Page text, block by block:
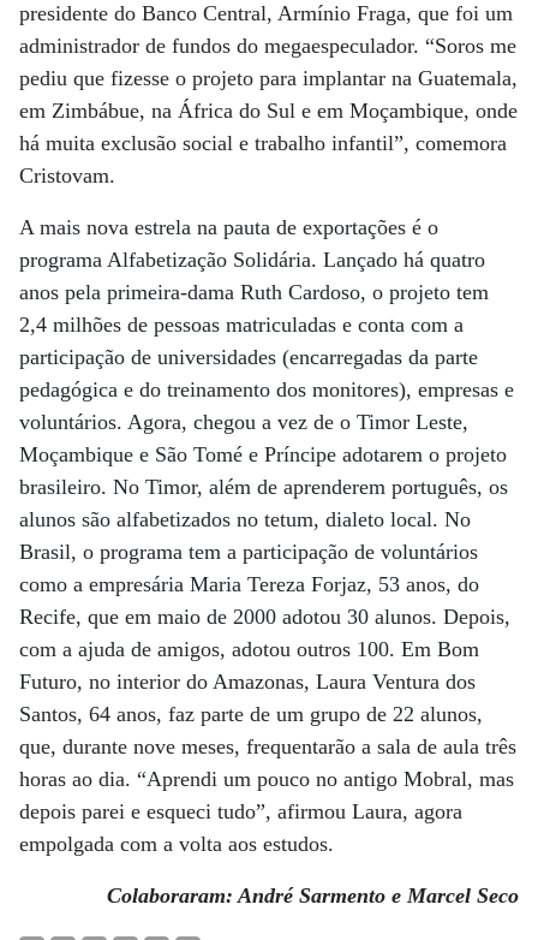
presidente do Banco Central, Armínio Fraga, que foi um
administrador de fundos do megaespeculador. “Soros me
pediu que fizesse o projeto para implantar na Guatemala,
em Zimbábue, na África do Sul e em Moçambique, onde
há muita exclusão social e trabalho infantil”, comemora
Cristovam.
A mais nova estrela na pauta de exportações é o
programa Alfabetização Solidária. Lançado há quatro
anos pela primeira-dama Ruth Cardoso, o projeto tem
2,4 milhões de pessoas matriculadas e conta com a
participação de universidades (encarregadas da parte
pedagógica e do treinamento dos monitores), empresas e
voluntários. Agora, chegou a vez de o Timor Leste,
Moçambique e São Tomé e Príncipe adotarem o projeto
brasileiro. No Timor, além de aprenderem português, os
alunos são alfabetizados no tetum, dialeto local. No
Brasil, o programa tem a participação de voluntários
como a empresária Maria Tereza Forjaz, 53 anos, do
Recife, que em maio de 2000 adotou 30 alunos. Depois,
com a ajuda de amigos, adotou outros 100. Em Bom
Futuro, no interior do Amazonas, Laura Ventura dos
Santos, 64 anos, faz parte de um grupo de 22 alunos,
que, durante nove meses, frequentarão a sala de aula três
horas ao dia. “Aprendi um pouco no antigo Mobral, mas
depois parei e esqueci tudo”, afirmou Laura, agora
empolgada com a volta aos estudos.
Colaboraram: André Sarmento e Marcel Seco